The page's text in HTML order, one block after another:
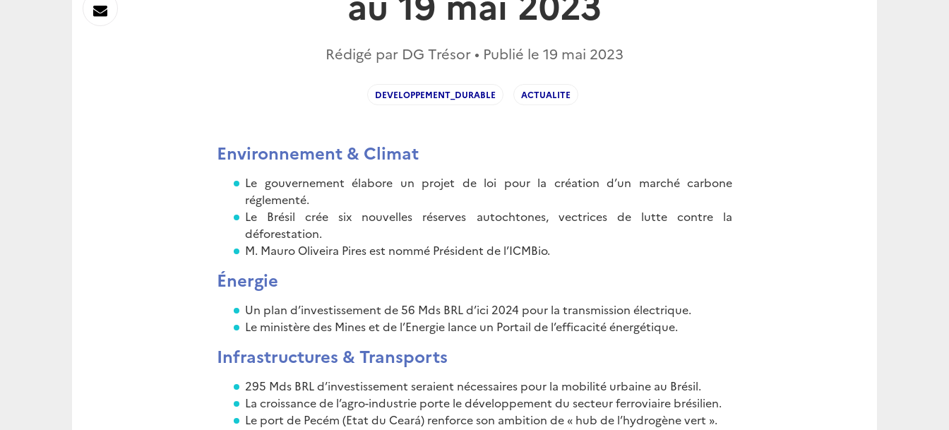
Rédigé par DG Trésor • Publié le 19 mai 2023
DEVELOPPEMENT_DURABLE ACTUALITE
Environnement & Climat
Le gouvernement élabore un projet de loi pour la création d’un marché carbone
réglementé.
Le Brésil crée six nouvelles réserves autochtones, vectrices de lutte contre la
déforestation.
M. Mauro Oliveira Pires est nommé Président de l’ICMBio.
Énergie
Un plan d’investissement de 56 Mds BRL d’ici 2024 pour la transmission électrique.
Le ministère des Mines et de l’Energie lance un Portail de l’efficacité énergétique.
Infrastructures & Transports
295 Mds BRL d’investissement seraient nécessaires pour la mobilité urbaine au Brésil.
La croissance de l’agro-industrie porte le développement du secteur ferroviaire brésilien.
Le port de Pecém (Etat du Ceará) renforce son ambition de « hub de l’hydrogène vert ».
Envoyer